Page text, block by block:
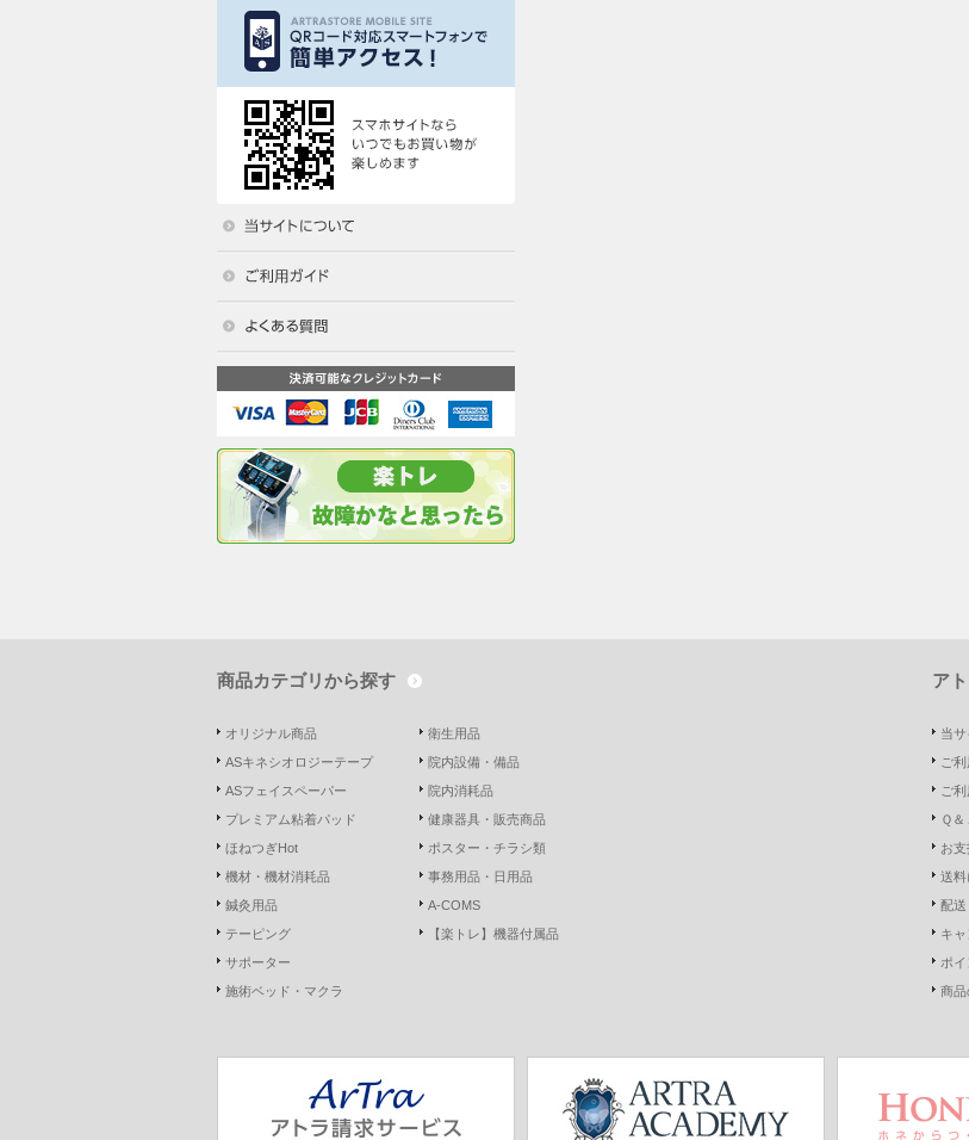
商品カテゴリから探す
オリジナル商品
ASキネシオロジーテープ
ASフェイスペーパー
プレミアム粘着パッド
ほねつぎHot
機材・機材消耗品
鍼灸用品
テーピング
サポーター
施術ベッド・マクラ
衛生用品
院内設備・備品
院内消耗品
健康器具・販売商品
ポスター・チラシ類
事務用品・日用品
A-COMS
【楽トレ】機器付属品
ア
当
ご
ご
Ｑ＆
お
送料
配送
キ
ポ
商品